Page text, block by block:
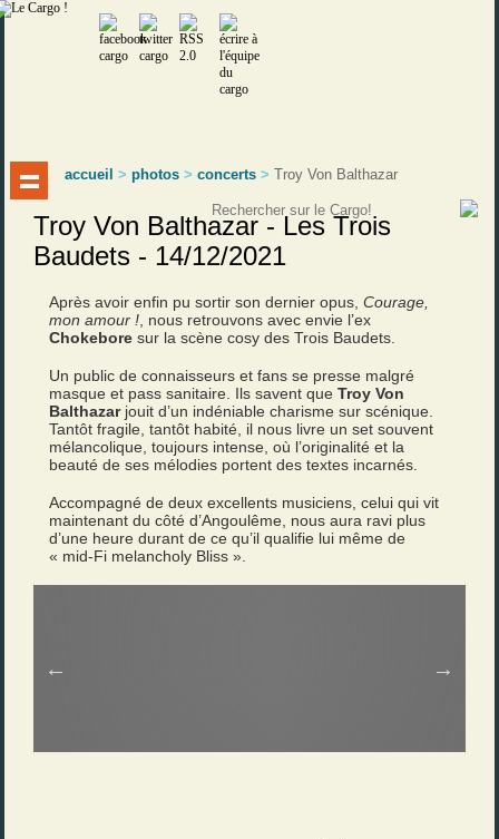
accueil >photos >concerts >Troy Von Balthazar
Troy Von Balthazar - Les Trois
Baudets - 14/12/2021
Après avoir enfin pu sortir son dernier opus,Courage,
mon amour ! , nous retrouvons avec envie l’ex
Chokeboresur la scène cosy des Trois Baudets.
Un public de connaisseurs et fans se presse malgré
masque et pass sanitaire. Ils savent queTroy Von
Balthazarjouit d’un indéniable charisme sur scénique.
Tantôt fragile, tantôt habité, il nous livre un set souvent
mélancolique, toujours intense, où l’originalité et la
beauté de ses mélodies portent des textes incarnés.
Accompagné de deux excellents musiciens, celui qui vit
maintenant du côté d’Angoulême, nous aura ravi plus
d’une heure durant de ce qu’il qualifie lui même de
« mid-Fi melancholy Bliss ».